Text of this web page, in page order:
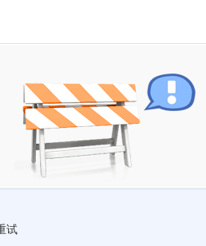
试